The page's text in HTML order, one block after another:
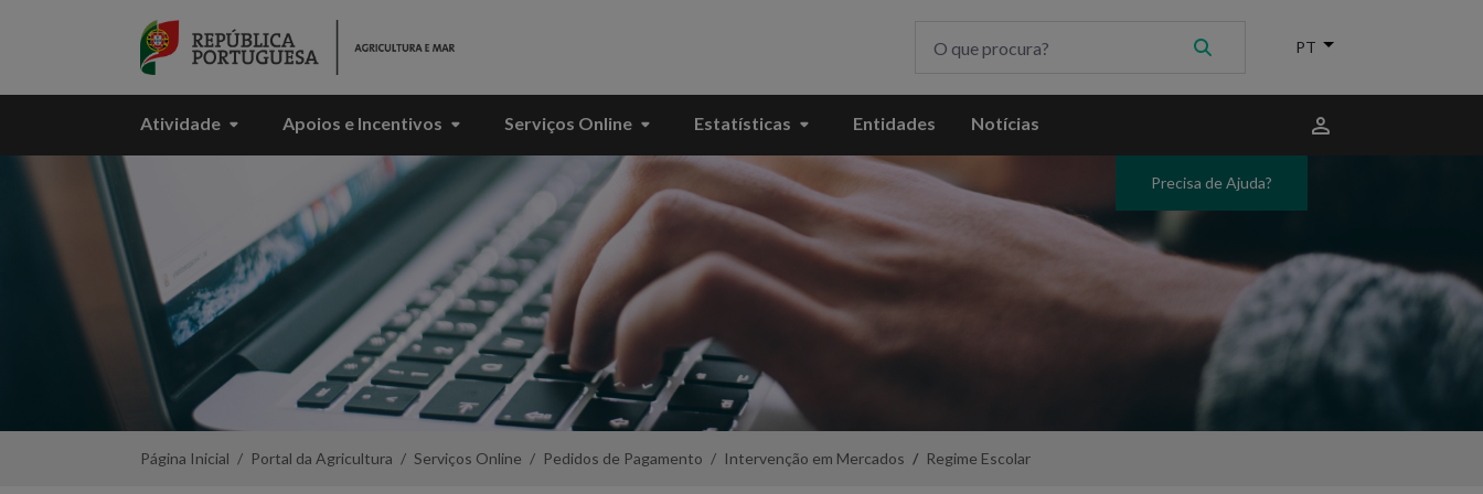
Skip to Main Content
Menu
Atividade Apoios e Incentivos Serviços Online Estatísticas Entidades Notícias
Precisa de Ajuda?
Página Inicial Portal da Agricultura Serviços Online Pedidos de Pagamento Intervenção em Mercados Regime Escolar